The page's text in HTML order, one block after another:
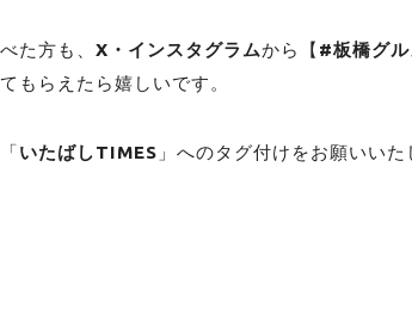
た方も、 X・インスタグラムから【 #板橋グル
もらえたら嬉しいです。
いたばしTIMES 」へのタグ付けをお願いいた